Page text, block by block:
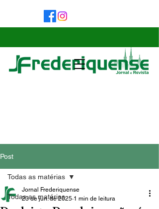
Post
Todas as matérias
Todas as matérias
Jornal Frederiquense
23 de jun. de 2025 1 min de leitura